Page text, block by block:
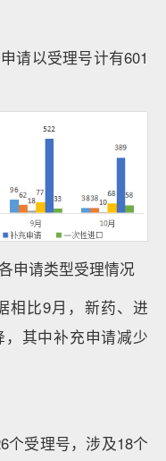
请以受理号计有601
申请类型受理情况
相比9月，新药、进
其中补充申请减少
个受理号，涉及18个